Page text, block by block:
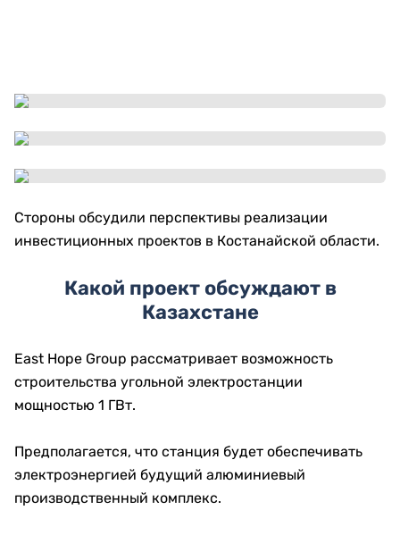
Стороны обсудили перспективы реализации
инвестиционных проектов в Костанайской области.
Какой проект обсуждают в
Казахстане
East Hope Group рассматривает возможность
строительства угольной электростанции
мощностью 1 ГВт.
Предполагается, что станция будет обеспечивать
электроэнергией будущий алюминиевый
производственный комплекс.